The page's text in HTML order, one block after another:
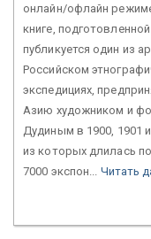
онлайн/офлайн
книге,
публикуется один из
Российском
экспедициях,
Азию художником и
Дудиным в 1900, 1901
из которых длилась
7000 экспон... Читать